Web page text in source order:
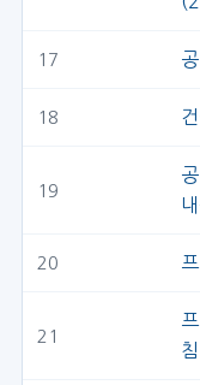
17
18
19
20
21
침